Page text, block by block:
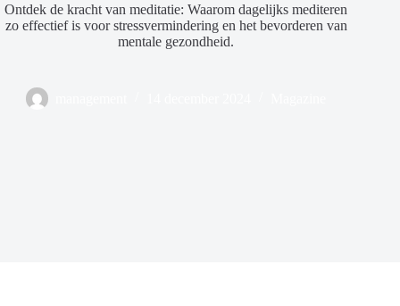
Ontdek de kracht van meditatie: Waarom dagelijks mediteren
zo effectief is voor stressvermindering en het bevorderen van
mentale gezondheid.